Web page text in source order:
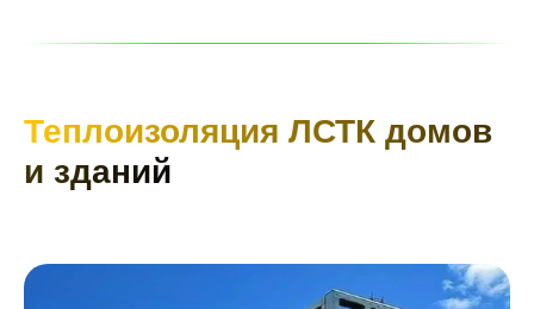
Теплоизоляция ЛСТК домов
и зданий